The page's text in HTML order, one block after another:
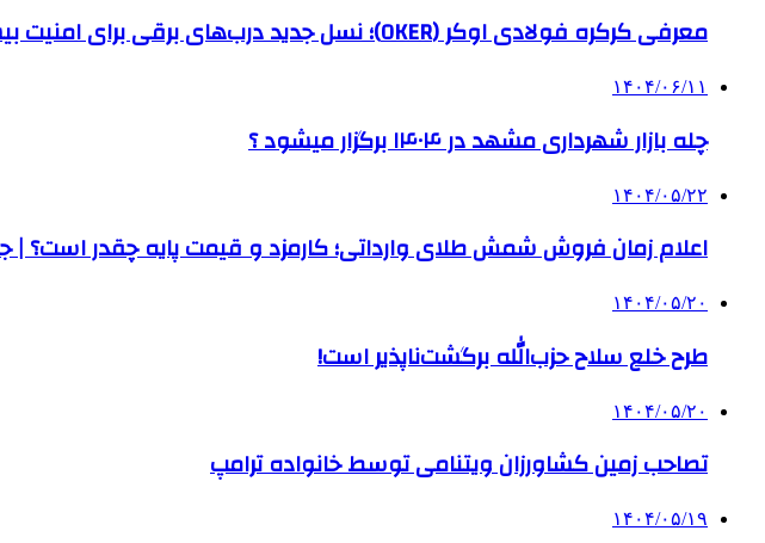
معرفی کرکره فولادی اوکر (OKER)؛ نسل جدید درب‌های برقی برای امنیت بیشتر
۱۴۰۴/۰۶/۱۱
چله بازار شهرداری مشهد در ۱۴۰۴ برگزار میشود ؟
۱۴۰۴/۰۵/۲۲
اعلام زمان فروش شمش طلای وارداتی؛ کارمزد و قیمت پایه چقدر است؟ |
۱۴۰۴/۰۵/۲۰
طرح خلع سلاح حزب‌الله برگشت‌ناپذیر است!
۱۴۰۴/۰۵/۲۰
تصاحب زمین کشاورزان ویتنامی توسط خانواده ترامپ
۱۴۰۴/۰۵/۱۹